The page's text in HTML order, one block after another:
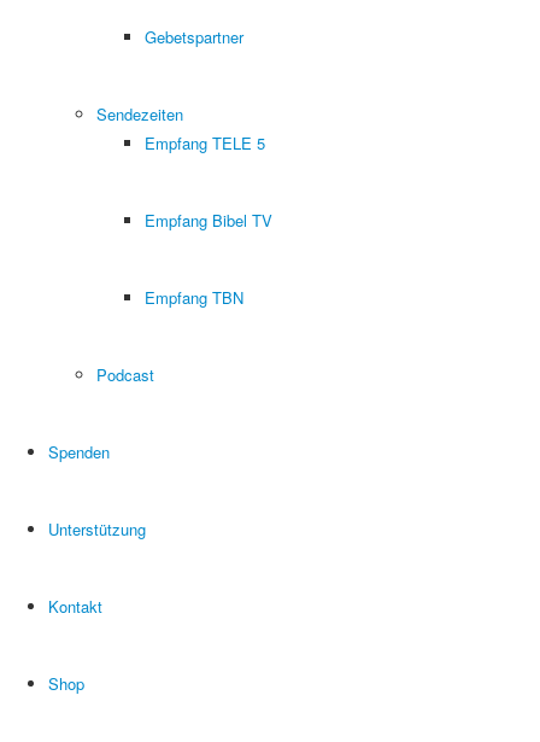
Gebetspartner
Sendezeiten
Empfang TELE 5
Empfang Bibel TV
Empfang TBN
Podcast
Spenden
Unterstützung
Kontakt
Shop